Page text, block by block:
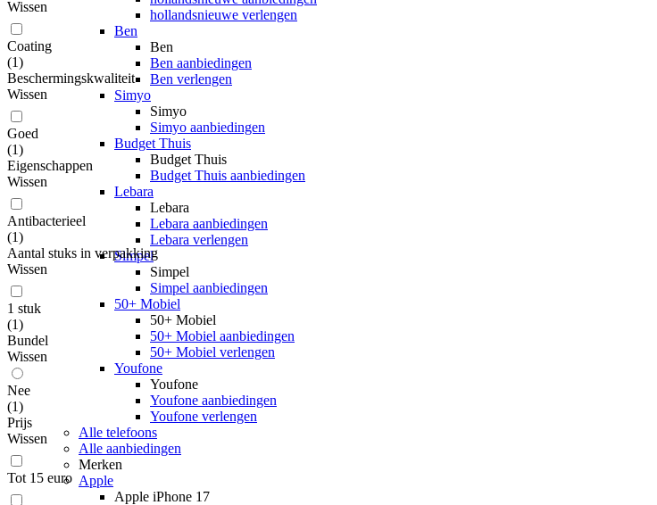
hollandsnieuwe verlengen
Ben
Ben
Ben aanbiedingen
Ben verlengen
Simyo
Simyo
Simyo aanbiedingen
Budget Thuis
Budget Thuis
Budget Thuis aanbiedingen
Lebara
Lebara
Lebara aanbiedingen
Lebara verlengen
Simpel
Simpel
Simpel aanbiedingen
50+ Mobiel
50+ Mobiel
50+ Mobiel aanbiedingen
50+ Mobiel verlengen
Youfone
Youfone
Youfone aanbiedingen
Youfone verlengen
Alle telefoons
Alle aanbiedingen
Merken
Apple
Apple iPhone 17
Wissen
Coating
(1)
Beschermingskwaliteit
Wissen
Goed
(1)
Eigenschappen
Wissen
Antibacterieel
(1)
Aantal stuks in verpakking
Wissen
1 stuk
(1)
Bundel
Wissen
Nee
(1)
Prijs
Wissen
Tot 15 euro